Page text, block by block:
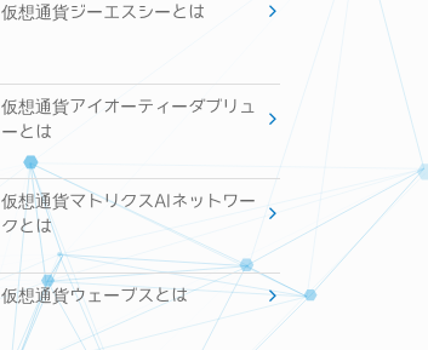
仮想通貨ジーエスシーとは
仮想通貨アイオーティーダブリュ
ーとは
仮想通貨マトリクスAIネットワー
クとは
仮想通貨ウェーブスとは